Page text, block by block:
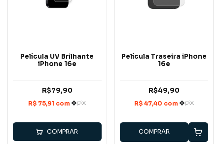
Película UV Brilhante
iPhone 16e
R$79,90
COMPRAR
Película Traseira iPhone
16e
R$49,90
COMPRAR